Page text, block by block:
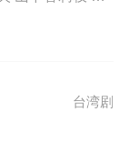
台湾剧